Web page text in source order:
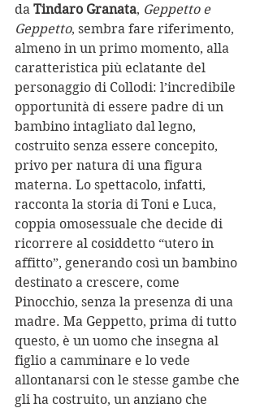
da Tindaro Granata, Geppetto e
Geppetto, sembra fare riferimento,
almeno in un primo momento, alla
caratteristica più eclatante del
personaggio di Collodi: l’incredibile
opportunità di essere padre di un
bambino intagliato dal legno,
costruito senza essere concepito,
privo per natura di una figura
materna. Lo spettacolo, infatti,
racconta la storia di Toni e Luca,
coppia omosessuale che decide di
ricorrere al cosiddetto “utero in
affitto”, generando così un bambino
destinato a crescere, come
Pinocchio, senza la presenza di una
madre. Ma Geppetto, prima di tutto
questo, è un uomo che insegna al
figlio a camminare e lo vede
allontanarsi con le stesse gambe che
gli ha costruito, un anziano che